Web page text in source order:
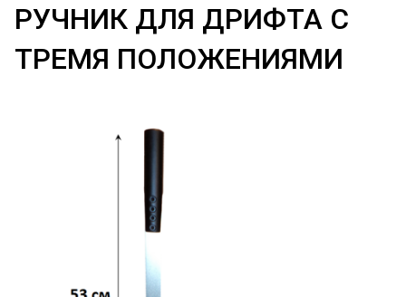
РУЧНИК ДЛЯ ДРИФТА С
ТРЕМЯ ПОЛОЖЕНИЯМИ